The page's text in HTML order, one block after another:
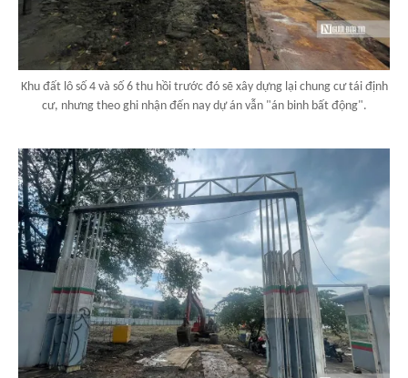
Khu đất lô số 4 và số 6 thu hồi trước đó sẽ xây dựng lại chung cư tái định
cư, nhưng theo ghi nhận đến nay dự án vẫn "án binh bất động".